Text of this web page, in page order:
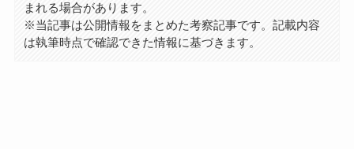
まれる場合があります。
※当記事は公開情報をまとめた考察記事です。記載内容
は執筆時点で確認できた情報に基づきます。